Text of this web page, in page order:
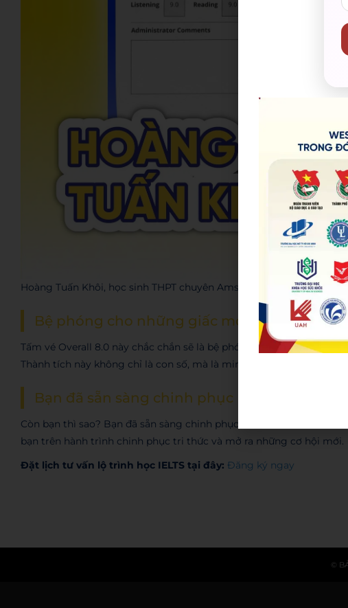
Hoàng Tuấn Khôi, học sinh THPT chuyên Amsterdam đạt IELTS 8.0
Bệ phóng cho những giấc mơ vươn xa
Tấm vé Overall 8.0 này chắc chắn sẽ là bệ phóng vững chắc cho
Thành tích này không chỉ là con số, mà là minh chứng cho sự kiên
Bạn đã sẵn sàng chinh phục IELTS?
Còn bạn thì sao? Bạn đã sẵn sàng chinh phục mục tiêu IELTS của
bạn trên hành trình chinh phục tri thức và mở ra những cơ hội mới.
Đặt lịch tư vấn lộ trình học IELTS tại đây: Đăng ký ngay
©